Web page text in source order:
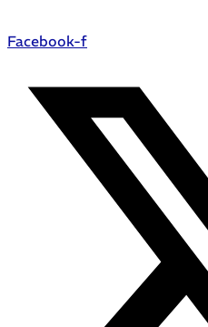
Facebook-f